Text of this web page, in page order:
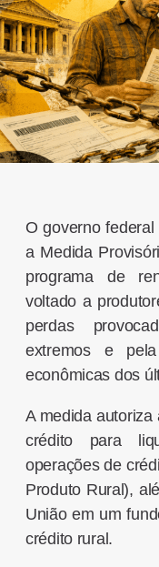
O governo
a Medida
programa de
voltado a
perdas
extremos e
econômicas dos
A medida autoriza
crédito para
operações de
Produto Rural),
União em um
crédito rural.